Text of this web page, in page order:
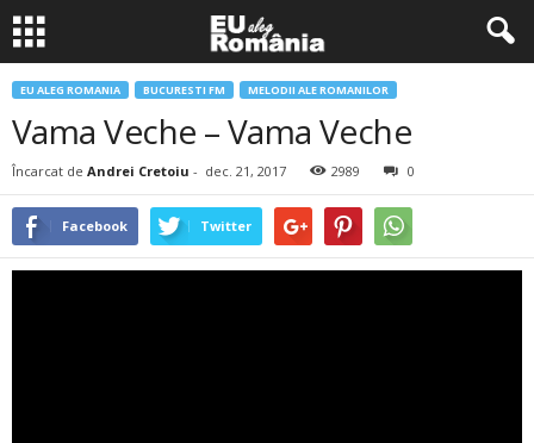
EU ALEG ROMANIA BUCURESTI FM MELODII ALE ROMANILOR
Vama Veche – Vama Veche
Încarcat de Andrei Cretoiu - dec. 21, 2017 2989 0
Facebook Twitter